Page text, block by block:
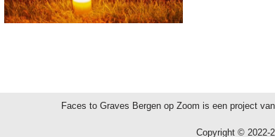
Faces to Graves Bergen op Zoom is een project
Copyright © 2022-